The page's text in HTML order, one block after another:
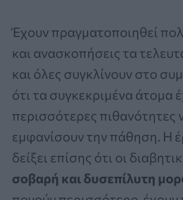
Έχουν πραγματοποιηθεί
και ανασκοπήσεις τα
και όλες συγκλίνουν στο
ότι τα συγκεκριμένα άτομα
περισσότερες πιθανότητες
εμφανίσουν την πάθηση. Η
δείξει επίσης ότι οι
σοβαρή και δυσεπίλυτη